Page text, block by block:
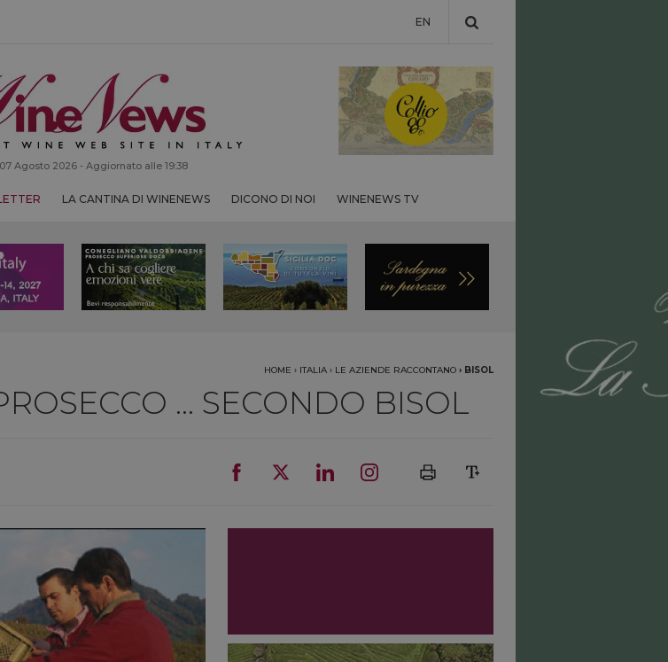
EN
Agosto 2026 - Aggiornato alle 19:38
LA CANTINA DI WINENEWS DICONO DI NOI WINENEWS TV
HOME › ITALIA › LE AZIENDE RACCONTANO › BISOL
... SECONDO BISOL